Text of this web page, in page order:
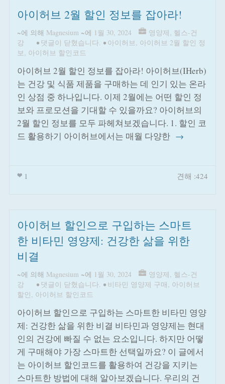
아이허브 2월 할인 정보를 잡아라!
~에 의해 Magnesium ~에 1월 30, 2024 영양제, 헬스-건
강
• 댓글이 닫혔습니다. • 아이허브, 아이허브 2월 할인 정
보 , 아이허브 할인코드
아이허브 2월 할인 정보를 잡아라! 아이허브(IHerb)
는 건강 및 식품 제품을 구매하는 데 인기 있는 온라
인 상점 중 하나입니다. 이제 2월에는 어떤 할인 정
보와 프로모션을 기대할 수 있을까요? 아이허브의
2월 할인 정보를 모두 파헤쳐보겠습니다. 1. 할인 코
드 활용하기 아이허브에서는 매월 다양한 →
1 견해 :424
아이허브 할인으로 구입하는 스마트
한 비타민 영양제: 건강한 삶을 위한
비결
~에 의해 Magnesium ~에 1월 30, 2024 영양제, 헬스-건
강
• 댓글이 닫혔습니다. • 비타민 영양제 구매, 아이허브
할인, 아이허브 할인코드
아이허브 할인으로 구입하는 스마트한 비타민 영양
제: 건강한 삶을 위한 비결 비타민과 영양제는 현대
인의 건강에 빠질 수 없는 요소입니다. 하지만 어떻
게 구매해야 가장 스마트한 선택일까요? 이 글에서
는 아이허브 할인코드를 활용하여 건강을 지키는
스마트한 방법에 대해 알아보겠습니다. 우리의 건